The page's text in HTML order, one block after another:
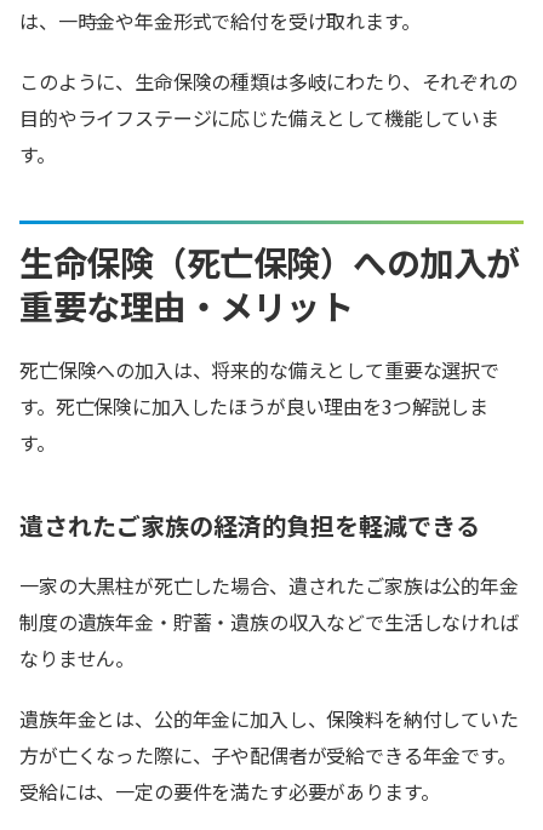
は、一時金や年金形式で給付を受け取れます。
このように、生命保険の種類は多岐にわたり、それぞれの
目的やライフステージに応じた備えとして機能していま
す。
生命保険（死亡保険）への加入が
重要な理由・メリット
死亡保険への加入は、将来的な備えとして重要な選択で
す。死亡保険に加入したほうが良い理由を3つ解説しま
す。
遺されたご家族の経済的負担を軽減できる
一家の大黒柱が死亡した場合、遺されたご家族は公的年金
制度の遺族年金・貯蓄・遺族の収入などで生活しなければ
なりません。
遺族年金とは、公的年金に加入し、保険料を納付していた
方が亡くなった際に、子や配偶者が受給できる年金です。
受給には、一定の要件を満たす必要があります。